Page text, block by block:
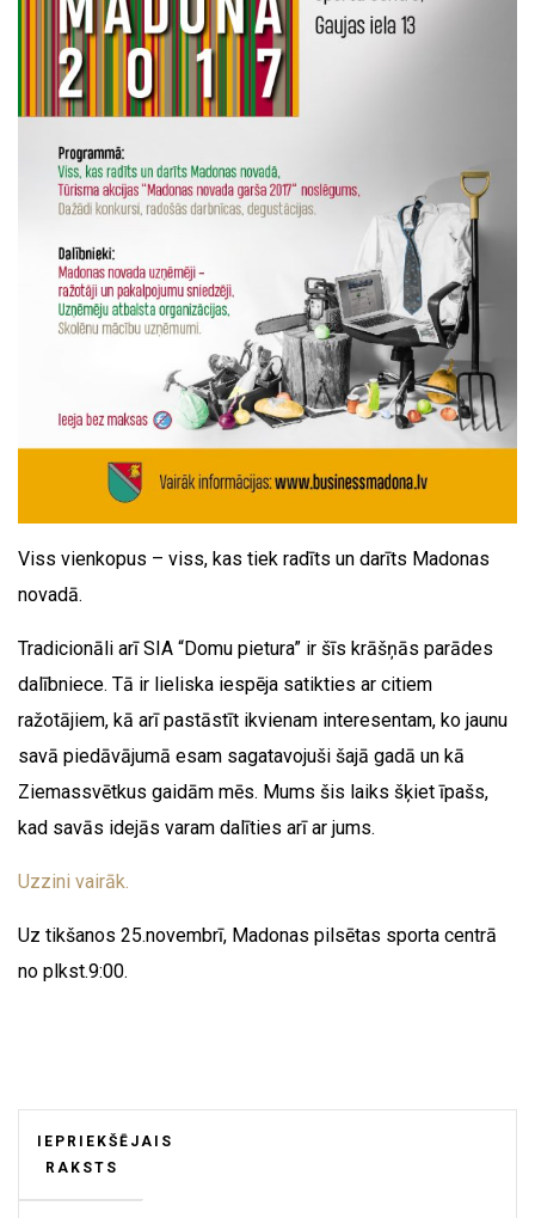
Viss vienkopus – viss, kas tiek radīts un darīts Madonas
novadā.
Tradicionāli arī SIA “Domu pietura” ir šīs krāšņās parādes
dalībniece. Tā ir lieliska iespēja satikties ar citiem
ražotājiem, kā arī pastāstīt ikvienam interesentam, ko jaunu
savā piedāvājumā esam sagatavojuši šajā gadā un kā
Ziemassvētkus gaidām mēs. Mums šis laiks šķiet īpašs,
kad savās idejās varam dalīties arī ar jums.
Uzzini vairāk.
Uz tikšanos 25.novembrī, Madonas pilsētas sporta centrā
no plkst.9:00.
IEPRIEKŠĒJAIS
RAKSTS